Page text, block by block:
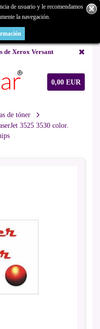
una de ocasión y no la
de Xerox Versant
0,00 EUR
de usuario y le recomendamos
la navegación.
de tóner
3525 3530 color.